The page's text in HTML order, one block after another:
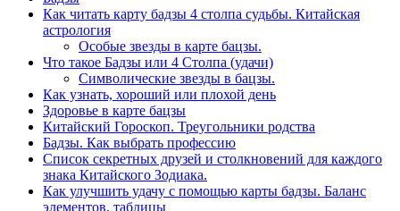
Как читать карту бадзы 4 столпа судьбы. Китайская
астрология
Особые звезды в карте бацзы.
Что такое Бадзы или 4 Столпа (удачи)
Символические звезды в бацзы.
Как узнать, хороший или плохой день
Здоровье в карте бацзы
Китайский Гороскоп. Треугольники родства
Бадзы. Как выбрать профессию
Список секретных друзей и cтолкновений для каждого
знака Китайского Зодиака.
Как улучшить удачу с помощью карты бадзы. Баланс
элементов, таблицы